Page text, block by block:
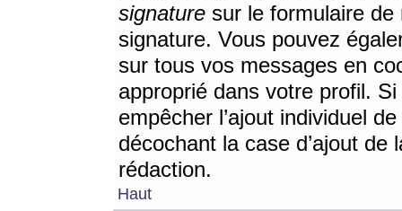
signature sur le formulaire de
signature. Vous pouvez
sur tous vos messages en
approprié dans votre profil.
empêcher l’ajout individuel
décochant la case d’ajout
rédaction.
Haut